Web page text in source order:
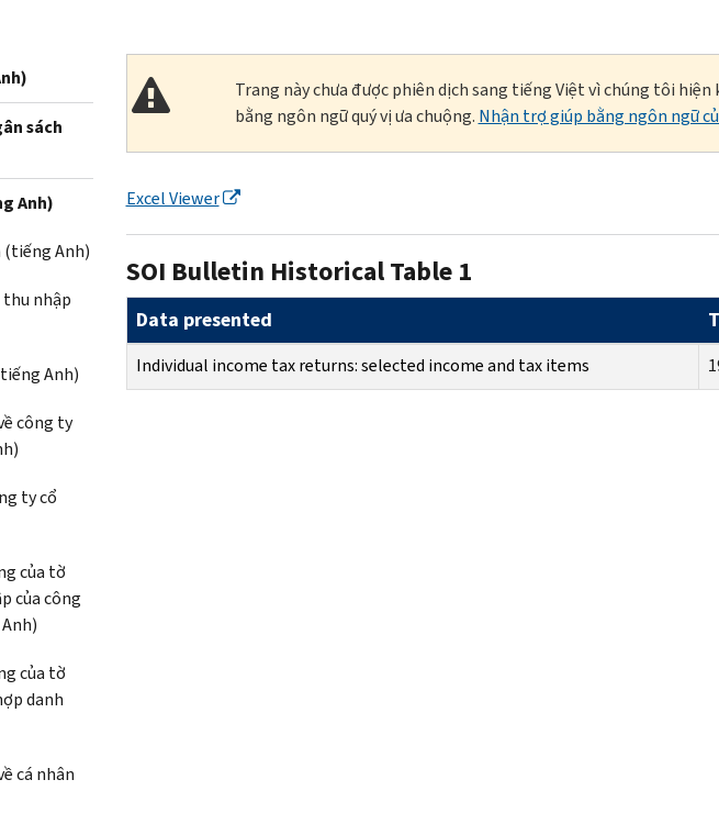
sách
Anh)
(tiếng Anh)
nhập
Anh)
công ty
ty cổ
của tờ
của công
của tờ
danh
cá nhân
Trang này chưa được phiên dịch sang tiếng Việt vì chúng tôi hiện
bằng ngôn ngữ quý vị ưa chuộng. Nhận trợ giúp bằng ngôn ngữ
Excel Viewer
SOI Bulletin Historical Table 1
Data presented
Individual income tax returns: selected income and tax items